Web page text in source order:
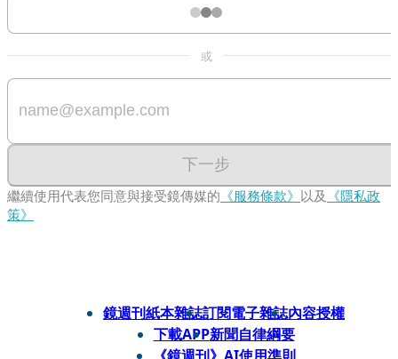
或
下一步
繼續使用代表您同意與接受鏡傳媒的 《服務條款》 以及 《隱私政
策》
鏡週刊紙本雜誌訂閱電子雜誌內容授權
下載APP新聞自律綱要